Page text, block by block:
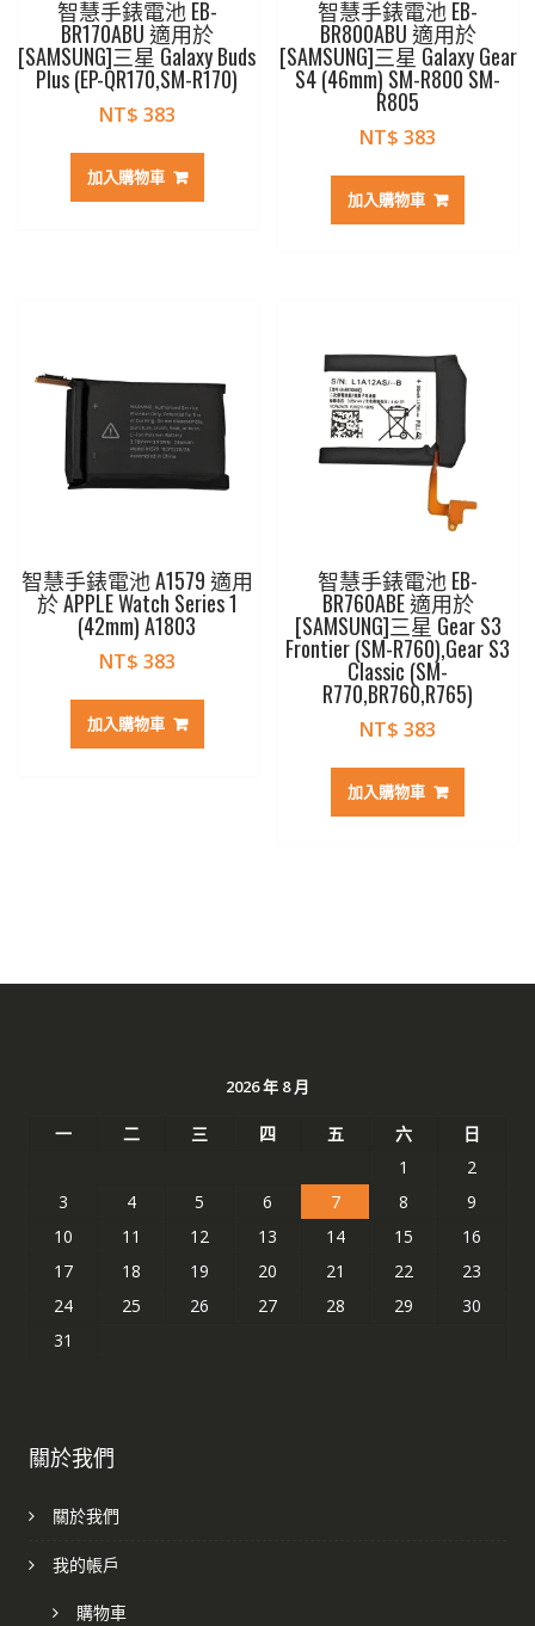
智慧手錶電池 EB-
BR170ABU 適用於
[SAMSUNG]三星 Galaxy Buds
Plus (EP-QR170,SM-R170)
NT$ 383
加入購物車
智慧手錶電池 EB-
BR800ABU 適用於
[SAMSUNG]三星 Galaxy Gear
S4 (46mm) SM-R800 SM-
R805
NT$ 383
加入購物車
智慧手錶電池 A1579 適用
於 APPLE Watch Series 1
(42mm) A1803
NT$ 383
加入購物車
智慧手錶電池 EB-
BR760ABE 適用於
[SAMSUNG]三星 Gear S3
Frontier (SM-R760),Gear S3
Classic (SM-
R770,BR760,R765)
NT$ 383
加入購物車
2026 年 8 月
一 二 三 四 五 六
日
1
2
3
4 5 6 7 8
9
10
11 12 13 14 15
16
17
18 19 20 21 22
23
24
25 26 27 28 29
30
31
關於我們
關於我們
我的帳戶
購物車